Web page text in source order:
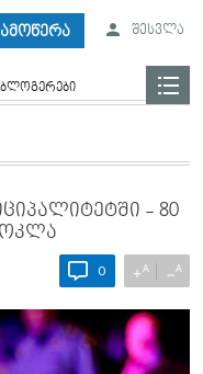
შესვლა
- 80
0 +A −A